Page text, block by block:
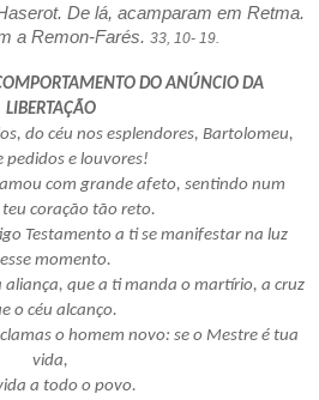
De lá, acamparam em Retma.
a Remon-Farés. 33, 10- 19.
DO ANÚNCIO DA
LIBERTAÇÃO
do céu nos esplendores, Bartolomeu,
pedidos e louvores!
com grande afeto, sentindo num
teu coração tão reto.
Testamento a ti se manifestar na luz
momento.
aliança, que a ti manda o martírio, a cruz
o céu alcanço.
o homem novo: se o Mestre é tua
vida,
a todo o povo.